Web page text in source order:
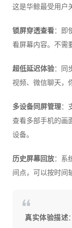
这是华鲸最受用户
锁屏穿透查看：即
看屏幕内容。不需
超低延迟体验：同
视频、微信聊天，
多设备同屏管理：
查看多部手机的画
设备。
历史屏幕回放：系
间点，可以按时间
真实体验描述